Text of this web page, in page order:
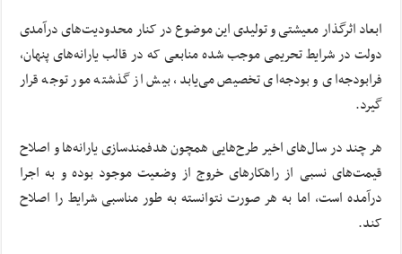
ابعاد اثرگذار معیشتی و تولیدی این موضوع در کنار محدودیت‌های درآمدی
دولت در شرایط تحریمی موجب شده منابعی که در قالب یارانه‌های پنهان،
فرابودجه‌ای و بودجه‌ای تخصیص می‌یابد، بیش از گذشته مور توجه قرار
گیرد.
هر چند در سال‌های اخیر طرح‌هایی همچون هدفمندسازی یارانه‌ها و اصلاح
قیمت‌های نسبی از راهکارهای خروج از وضعیت موجود بوده و به اجرا
درآمده است، اما به هر صورت نتوانسته به طور مناسبی شرایط را اصلاح
کند.